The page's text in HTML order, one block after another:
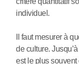
individuel.
Il faut mesurer à
de culture.
est le plus